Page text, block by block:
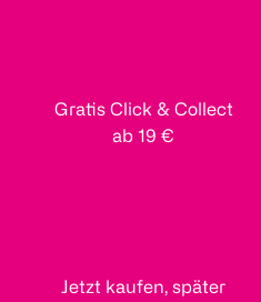
Gratis Click & Collect
ab 19 €
Jetzt kaufen, später